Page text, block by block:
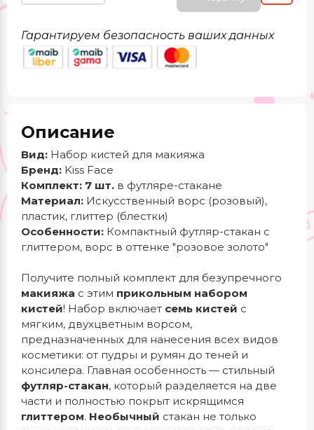
Гарантируем безопасность ваших данных
Описание
Вид: Набор кистей для макияжа
Бренд: Kiss Face
Комплект: 7 шт. в футляре-стакане
Материал: Искусственный ворс (розовый),
пластик, глиттер (блестки)
Особенности: Компактный футляр-стакан с
глиттером, ворс в оттенке "розовое золото"
Получите полный комплект для безупречного
макияжа с этим прикольным набором
кистей! Набор включает семь кистей с
мягким, двухцветным ворсом,
предназначенных для нанесения всех видов
косметики: от пудры и румян до теней и
консилера. Главная особенность — стильный
футляр-стакан, который разделяется на две
части и полностью покрыт искрящимся
глиттером. Необычный стакан не только